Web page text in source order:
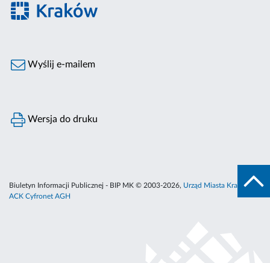
Wyślij e-mailem
Wersja do druku
Biuletyn Informacji Publicznej - BIP MK © 2003-2026, Urząd Miasta Krakowa
ACK Cyfronet AGH